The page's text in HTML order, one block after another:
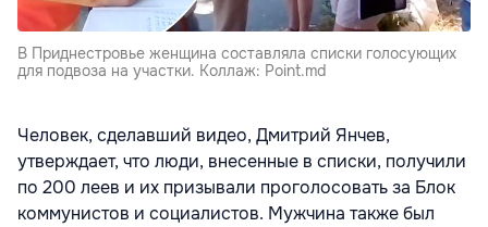
В Приднестровье женщина составляла списки голосующих
для подвоза на участки. Коллаж: Point.md
Человек, сделавший видео, Дмитрий Янчев,
утверждает, что люди, внесенные в списки, получили
по 200 леев и их призывали проголосовать за Блок
коммунистов и социалистов. Мужчина также был